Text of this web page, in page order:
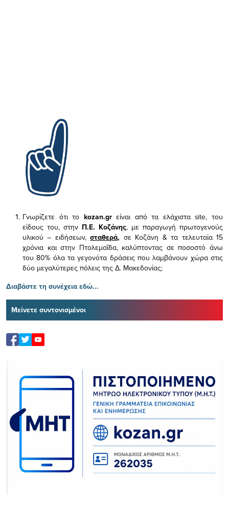
Γνωρίζετε ότι το kozan.gr είναι από τα ελάχισταsite, του
είδους του, στην Π.Ε. Κοζάνης, με παραγωγή πρωτογενούς
υλικού – ειδήσεων,σταθερά, σε Κοζάνη & τα τελευταία 15
χρόνια και στην Πτολεμαΐδα, καλύπτοντας σε ποσοστό άνω
του 80% όλα τα γεγονότα δράσεις που λαμβάνουν χώρα στις
δύο μεγαλύτερες πόλεις της Δ. Μακεδονίας;
Διαβάστε τη συνέχεια εδώ...
Μείνετε συντονισμένοι